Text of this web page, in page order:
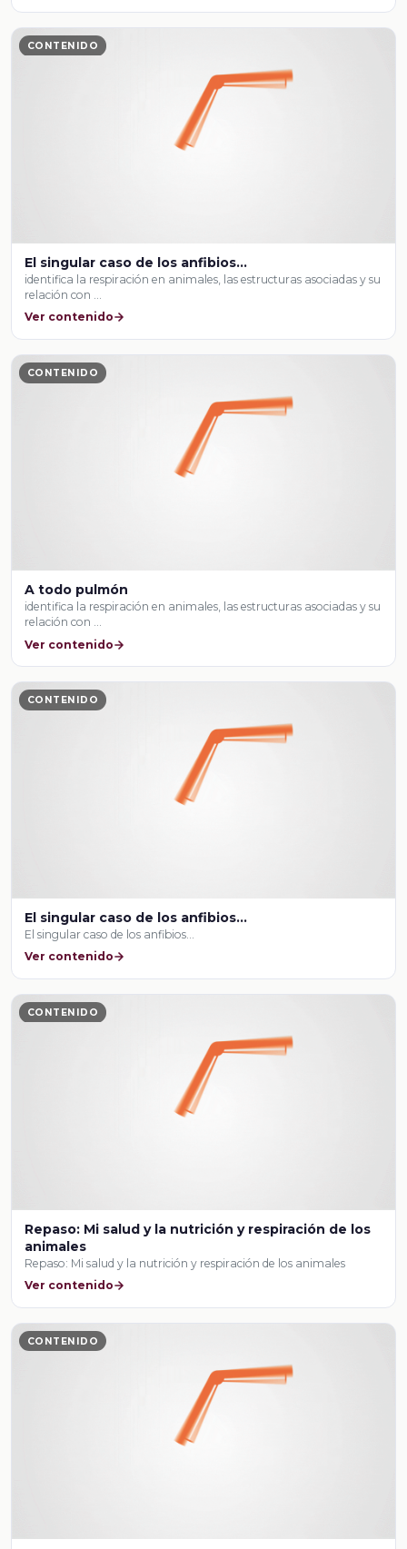
CONTENIDO
El singular caso de los anfibios…
identifica la respiración en animales, las estructuras asociadas y su
relación con …
Ver contenido
CONTENIDO
A todo pulmón
identifica la respiración en animales, las estructuras asociadas y su
relación con …
Ver contenido
CONTENIDO
El singular caso de los anfibios…
El singular caso de los anfibios…
Ver contenido
CONTENIDO
Repaso: Mi salud y la nutrición y respiración de los
animales
Repaso: Mi salud y la nutrición y respiración de los animales
Ver contenido
CONTENIDO